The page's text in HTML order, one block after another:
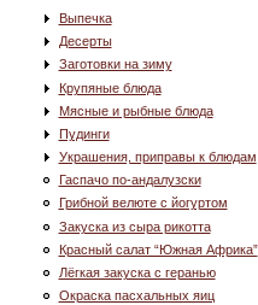
Выпечка
Десерты
Заготовки на зиму
Крупяные блюда
Мясные и рыбные блюда
Пудинги
Украшения, приправы к блюдам
Гаспачо по-андалузски
Грибной велюте с йогуртом
Закуска из сыра рикотта
Красный салат “Южная Африка”
Лёгкая закуска с геранью
Окраска пасхальных яиц